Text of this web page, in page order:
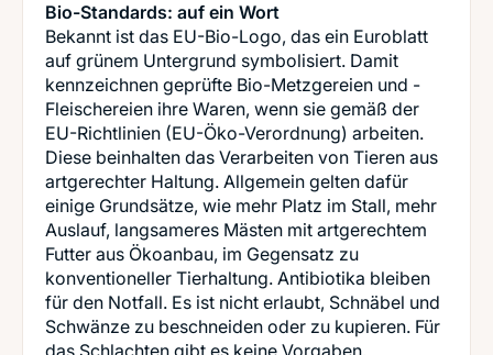
Bio-Standards: auf ein Wort
Bekannt ist das EU-Bio-Logo, das ein Euroblatt
auf grünem Untergrund symbolisiert. Damit
kennzeichnen geprüfte Bio-Metzgereien und -
Fleischereien ihre Waren, wenn sie gemäß der
EU-Richtlinien (EU-Öko-Verordnung) arbeiten.
Diese beinhalten das Verarbeiten von Tieren aus
artgerechter Haltung. Allgemein gelten dafür
einige Grundsätze, wie mehr Platz im Stall, mehr
Auslauf, langsameres Mästen mit artgerechtem
Futter aus Ökoanbau, im Gegensatz zu
konventioneller Tierhaltung. Antibiotika bleiben
für den Notfall. Es ist nicht erlaubt, Schnäbel und
Schwänze zu beschneiden oder zu kupieren. Für